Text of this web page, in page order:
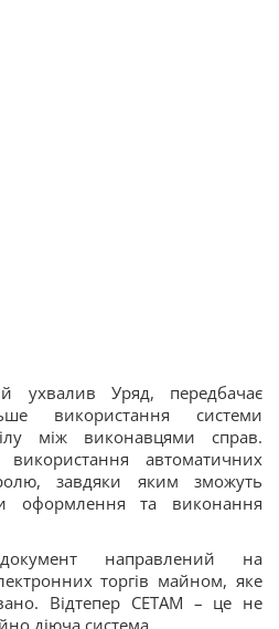
ухвалив Уряд, передбачає
використання системи
між виконавцями справ.
використання автоматичних
завдяки яким зможуть
оформлення та виконання
направлений на
торгів майном, яке
Відтепер СЕТАМ – це не
діюча система.